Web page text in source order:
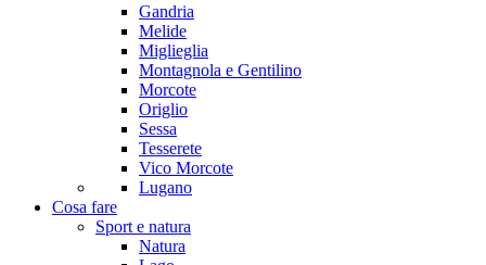
Gandria
Melide
Miglieglia
Montagnola e Gentilino
Morcote
Origlio
Sessa
Tesserete
Vico Morcote
Lugano
Cosa fare
Sport e natura
Natura